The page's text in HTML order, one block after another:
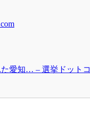
愛知… – 選挙ドットコ